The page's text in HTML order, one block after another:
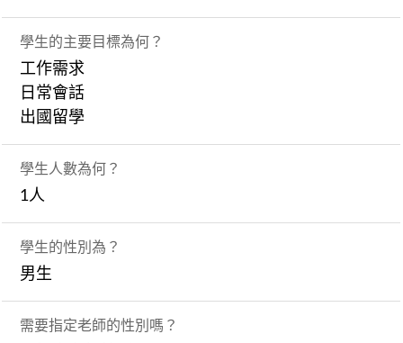
學生的主要目標為何？
工作需求
日常會話
出國留學
學生人數為何？
1人
學生的性別為？
男生
需要指定老師的性別嗎？